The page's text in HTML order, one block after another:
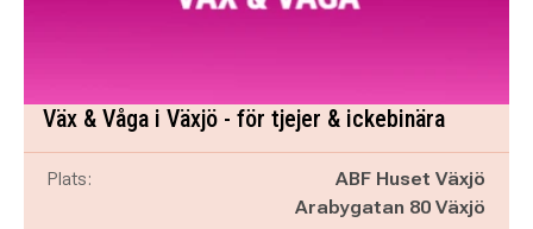
Väx & Våga i Växjö - för tjejer & ickebinära
Plats:
ABF Huset Växjö
Arabygatan 80 Växjö